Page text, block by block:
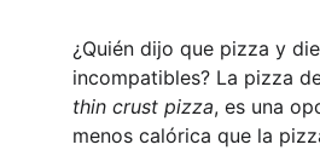
¿Quién dijo que pizza y
incompatibles? La pizza
thin crust pizza, es una
menos calórica que la